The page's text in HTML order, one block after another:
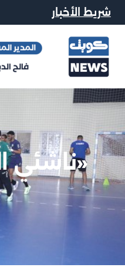
شريط الأخبار
«ناشئي